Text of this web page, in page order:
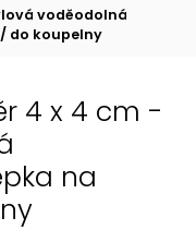
voděodolná
do koupelny
4 x 4 cm -
na